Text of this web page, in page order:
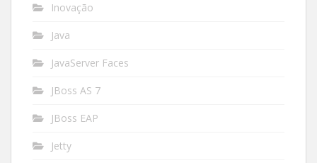
Inovação
Java
JavaServer Faces
JBoss AS 7
JBoss EAP
Jetty